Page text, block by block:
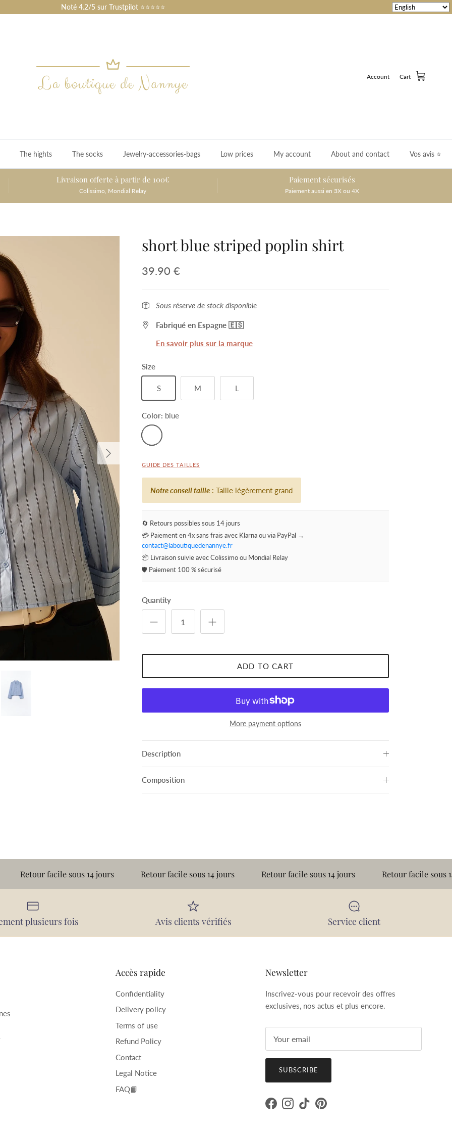
Noté 4.2/5 sur Trustpilot ⭐⭐⭐⭐⭐
Account Cart
The hights The socks Jewelry-accessories-bags Low prices My account About and contact Vos avis ⭐️
Livraison offerte à partir de 100€
Colissimo, Mondial Relay
Paiement sécurisés
Paiement aussi en 3X ou 4X
Next
short blue striped poplin shirt
39.90 €
Sous réserve de stock disponible
Fabriqué en Espagne 🇪🇸
En savoir plus sur la marque
Size
S M L
Color: blue
blue
GUIDE DES TAILLES
Notre conseil taille: Taille légèrement grand
🔄 Retours possibles sous 14 jours
💳 Paiement en 4x sans frais avec Klarna ou via PayPal →
contact@laboutiquedenannye.fr
📦 Livraison suivie avec Colissimo ou Mondial Relay
🛡️ Paiement 100 % sécurisé
Quantity
ADD TO CART
More payment options
Description
Composition
facile sous 14 jours Retour facile sous 14 jours Retour facile sous 14 jours Retour facile sous 14 jours
plusieurs fois Avis clients vérifiés Service client
Accès rapide
Confidentiality
Delivery policy
Terms of use
Refund Policy
Contact
Legal Notice
FAQ📙
Newsletter
Inscrivez-vous pour recevoir des offres
exclusives, nos actus et plus encore.
SUBSCRIBE
FacebookInstagram
TikTokPinterest